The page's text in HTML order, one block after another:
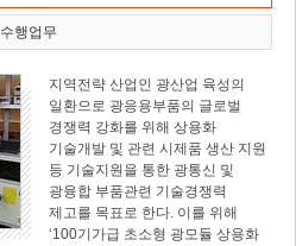
수행업무
지역전략 산업인 광산업 육성의
일환으로 광응용부품의 글로벌
경쟁력 강화를 위해 상용화
기술개발 및 관련 시제품 생산 지원
등 기술지원을 통한 광통신 및
광융합 부품관련 기술경쟁력
제고를 목표로 한다. 이를 위해
‘100기가급 초소형 광모듈 상용화